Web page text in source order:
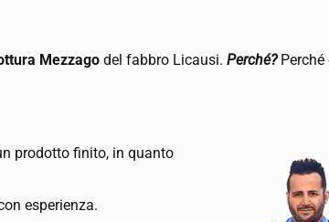
Mezzagodel fabbro Licausi.Perché?Perché
prodotto finito, in quanto
esperienza.